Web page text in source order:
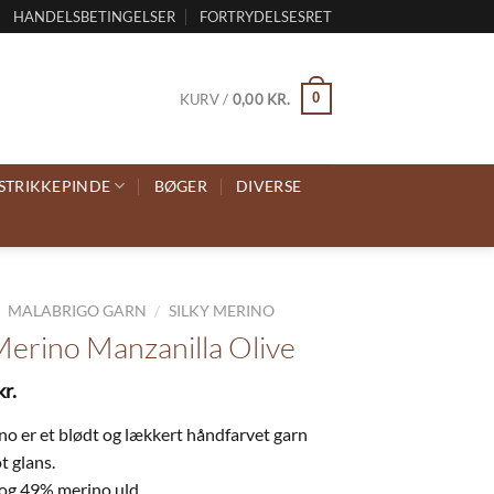
HANDELSBETINGELSER FORTRYDELSESRET
KURV / 0,00 KR. 0
BØGER DIVERSE
MALABRIGO GARN / SILKY MERINO
Manzanilla Olive
er et blødt og lækkert håndfarvet garn
glans.
49% merino uld.